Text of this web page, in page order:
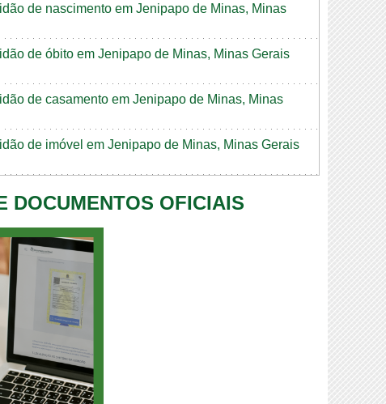
de nascimento em Jenipapo de Minas, Minas
de óbito em Jenipapo de Minas, Minas Gerais
de casamento em Jenipapo de Minas, Minas
de imóvel em Jenipapo de Minas, Minas Gerais
DOCUMENTOS OFICIAIS